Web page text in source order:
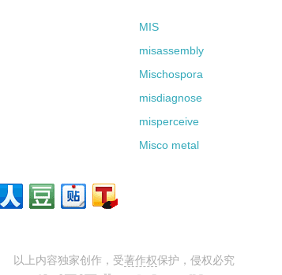
MIS
misassembly
Mischospora
misdiagnose
misperceive
Misco metal
以上内容独家创作，受著作权保护，侵权必究